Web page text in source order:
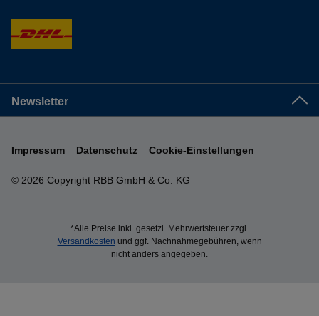
Newsletter
© 2026 Copyright RBB GmbH & Co. KG
Impressum Datenschutz Cookie-Einstellungen
*Alle Preise inkl. gesetzl. Mehrwertsteuer zzgl.
Versandkosten und ggf. Nachnahmegebühren, wenn
nicht anders angegeben.